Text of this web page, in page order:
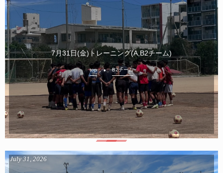
7月31日(金)トレーニング(A,B2チーム)
top B2チーム
July 31 2026